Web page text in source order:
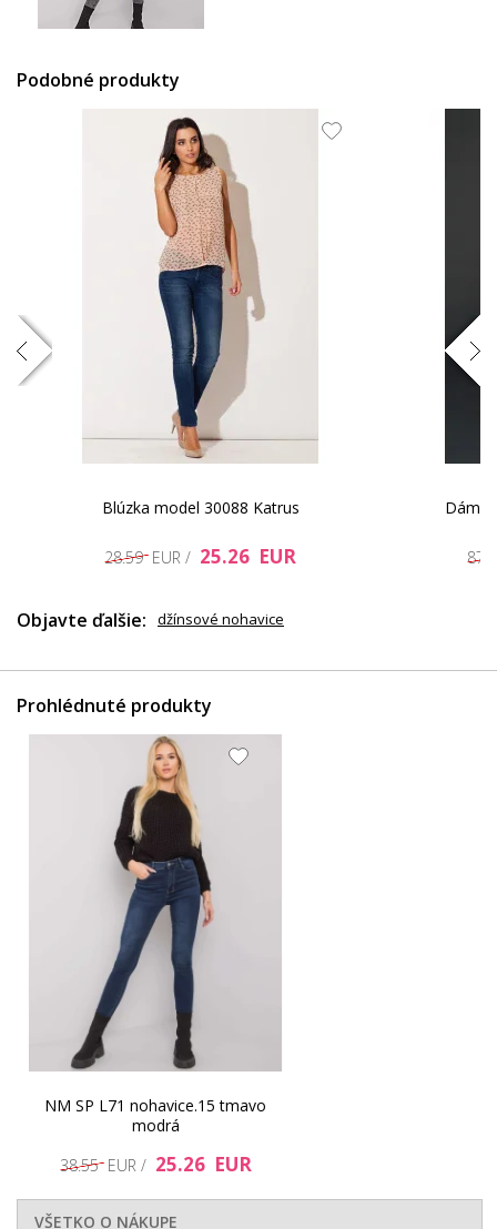
Podobné produkty
Blúzka model 30088 Katrus
28.59 EUR / 25.26 EUR
Objavte ďalšie: džínsové nohavice
Prohlédnuté produkty
NM SP L71 nohavice.15 tmavo
modrá
38.55 EUR / 25.26 EUR
VŠETKO O NÁKUPE